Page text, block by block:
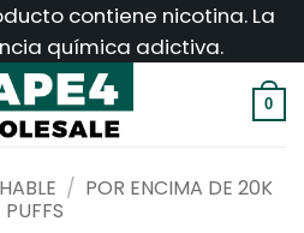
contiene nicotina. La
química adictiva.
0
/ POR ENCIMA DE 20K
PUFFS